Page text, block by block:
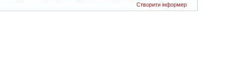
Створити інформер